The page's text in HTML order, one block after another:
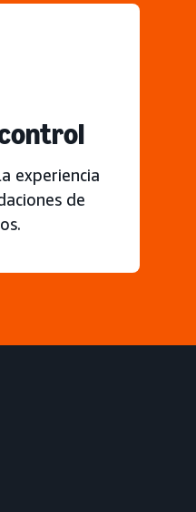
experiencia
de